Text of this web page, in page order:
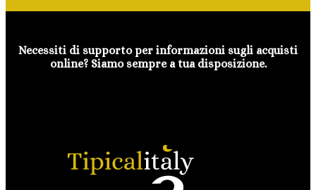
Necessiti di supporto per informazioni sugli acquisti
online? Siamo sempre a tua disposizione.